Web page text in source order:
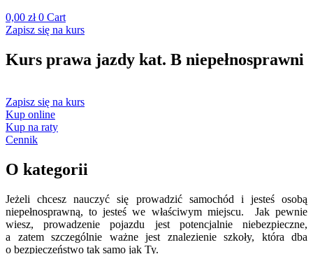
0,00 zł 0 Cart
Zapisz się na kurs
Kurs prawa jazdy kat. B niepełnosprawni
Zapisz się na kurs
Kup online
Kup na raty
Cennik
O kategorii
Jeżeli chcesz nauczyć się prowadzić samochód i jesteś osobą
niepełnosprawną, to jesteś we właściwym miejscu. Jak pewnie
wiesz, prowadzenie pojazdu jest potencjalnie niebezpieczne,
a zatem szczególnie ważne jest znalezienie szkoły, która dba
o bezpieczeństwo tak samo jak Ty.